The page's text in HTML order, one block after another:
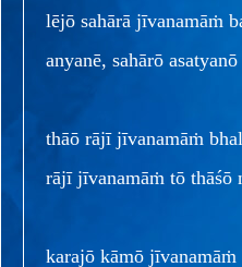
lējō sahārā jīvanamāṁ
anyanē, sahārō
thāō rājī jīvanamāṁ
rājī jīvanamāṁ tō thāśō
karajō kāmō jīvanamāṁ